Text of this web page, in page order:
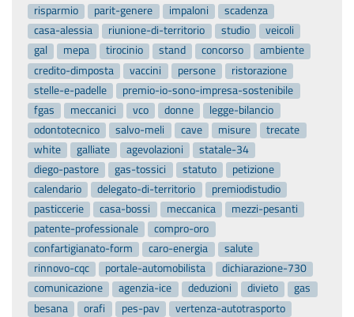
risparmio
parit-genere impaloni
scadenza
casa-alessia
riunione-di-territorio studio
veicoli
gal
mepa tirocinio stand concorso
ambiente
credito-dimposta
vaccini persone
ristorazione
stelle-e-padelle
premio-io-sono-impresa-sostenibile
fgas
meccanici vco donne
legge-bilancio
odontotecnico
salvo-meli cave misure
trecate
white
galliate agevolazioni
statale-34
diego-pastore
gas-tossici statuto
petizione
calendario
delegato-di-territorio
premiodistudio
pasticcerie
casa-bossi meccanica
mezzi-pesanti
patente-professionale
compro-oro
confartigianato-form
caro-energia
salute
rinnovo-cqc
portale-automobilista
dichiarazione-730
comunicazione
agenzia-ice deduzioni divieto
gas
besana
orafi pes-pav
vertenza-autotrasporto